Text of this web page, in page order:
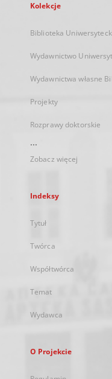
Kolekcje
Biblioteka
Wydawnictwo
Wydawnictwa własne
Projekty
Rozprawy doktorskie
...
Zobacz więcej
Indeksy
Tytuł
Twórca
Współtwórca
Temat
Wydawca
O Projekcie